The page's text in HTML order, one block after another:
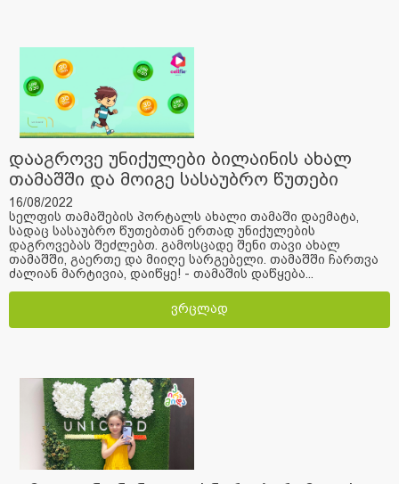
დააგროვე უნიქულები ბილაინის ახალ
თამაშში და მოიგე სასაუბრო წუთები
16/08/2022
სელფის თამაშების პორტალს ახალი თამაში დაემატა,
სადაც სასაუბრო წუთებთან ერთად უნიქულების
დაგროვებას შეძლებთ. გამოსცადე შენი თავი ახალ
თამაშში, გაერთე და მიიღე სარგებელი. თამაშში ჩართვა
ძალიან მარტივია, დაიწყე! - თამაშის დაწყება...
ვრცლად